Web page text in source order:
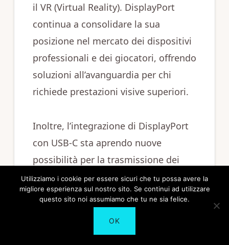
il VR (Virtual Reality). DisplayPort
continua a consolidare la sua
posizione nel mercato dei dispositivi
professionali e dei giocatori, offrendo
soluzioni all’avanguardia per chi
richiede prestazioni visive superiori.
Inoltre, l’integrazione di DisplayPort
con USB-C sta aprendo nuove
possibilità per la trasmissione dei
segnali video attraverso un unico
cavo versatile, semplificando
ulteriormente le connessioni tra
dispositivi moderni e favorendo
Utilizziamo i cookie per essere sicuri che tu possa avere la
migliore esperienza sul nostro sito. Se continui ad utilizzare
questo sito noi assumiamo che tu ne sia felice.
OK